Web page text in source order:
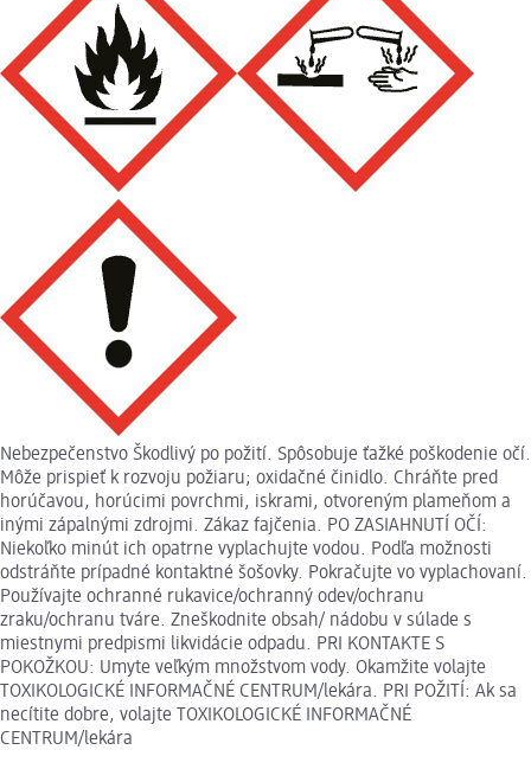
Nebezpečenstvo Škodlivý po požití. Spôsobuje ťažké poškodenie očí.
Môže prispieť k rozvoju požiaru; oxidačné činidlo. Chráňte pred
horúčavou, horúcimi povrchmi, iskrami, otvoreným plameňom a
inými zápalnými zdrojmi. Zákaz fajčenia. PO ZASIAHNUTÍ OČÍ:
Niekoľko minút ich opatrne vyplachujte vodou. Podľa možnosti
odstráňte prípadné kontaktné šošovky. Pokračujte vo vyplachovaní.
Používajte ochranné rukavice/ochranný odev/ochranu
zraku/ochranu tváre. Zneškodnite obsah/ nádobu v súlade s
miestnymi predpismi likvidácie odpadu. PRI KONTAKTE S
POKOŽKOU: Umyte veľkým množstvom vody. Okamžite volajte
TOXIKOLOGICKÉ INFORMAČNÉ CENTRUM/lekára. PRI POŽITÍ: Ak sa
necítite dobre, volajte TOXIKOLOGICKÉ INFORMAČNÉ
CENTRUM/lekára